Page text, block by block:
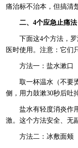
痛治标不治本，但搞清
二、4个应急止痛
下面这4个方法，
医时使用。注意：它们
方法一：盐水漱口
取一杯温水（不要
侧，用力鼓漱30秒后吐
盐水有轻度消炎作
激。这个方法安全、无
方法二：冰敷面颊